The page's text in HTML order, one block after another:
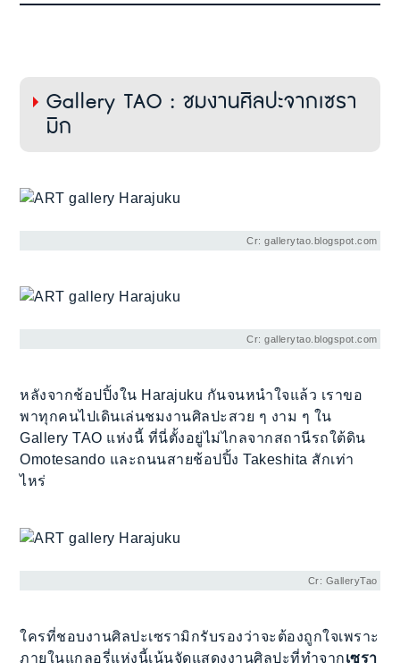
Gallery TAO : ชมงานศิลปะจากเซรา
มิก
Cr: gallerytao.blogspot.com
Cr: gallerytao.blogspot.com
หลังจากช้อปปิ้งใน Harajuku กันจนหนำใจแล้ว เราขอ
พาทุกคนไปเดินเล่นชมงานศิลปะสวย ๆ งาม ๆ ใน
Gallery TAO แห่งนี้ ที่นี่ตั้งอยู่ไม่ไกลจากสถานีรถใต้ดิน
Omotesando และถนนสายช้อปปิ้ง Takeshita สักเท่า
ไหร่
Cr: GalleryTao
ใครที่ชอบงานศิลปะเซรามิกรับรองว่าจะต้องถูกใจเพราะ
ภายในแกลอรี่แห่งนี้เน้นจัดแสดงงานศิลปะที่ทำจากเซรา